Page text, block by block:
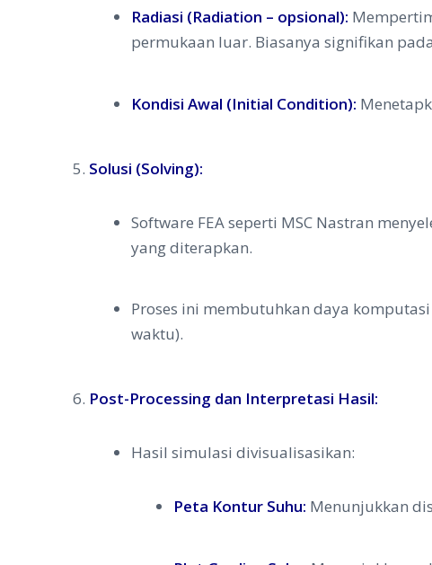
Radiasi (Radiation – opsional):
permukaan luar. Biasanya signifikan
Kondisi Awal (Initial Condition):
Solusi (Solving):
Software FEA seperti MSC Nastran
yang diterapkan.
Proses ini membutuhkan daya
waktu).
Post-Processing dan Interpretasi Hasil:
Hasil simulasi divisualisasikan:
Peta Kontur Suhu: Menunjukkan